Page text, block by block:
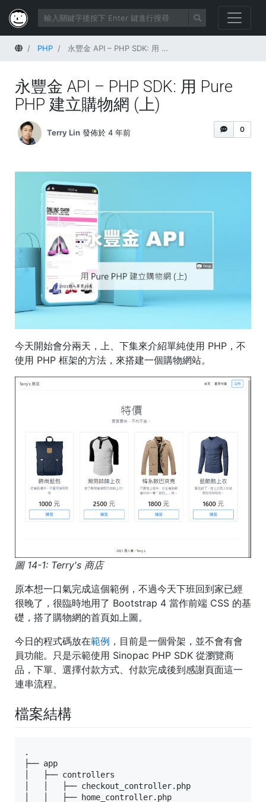
首頁 PHP 永豐金 API – PHP SDK: 用 Pure PHP 建立購物網 (上)
永豐金 API – PHP SDK: 用 Pure
PHP 建立購物網 (上)
0
Terry Lin 發佈於 4 年前
今天開始會分兩天，上、下集來介紹單純使用 PHP，不
使用 PHP 框架的方法，來搭建一個購物網站。
圖 14-1: Terry's 商店
原本想一口氣完成這個範例，不過今天下班回到家已經
很晚了，很臨時地用了 Bootstrap 4 當作前端 CSS 的基
礎，搭了購物網的首頁如上圖。
今日的程式碼放在範例 ，目前是一個骨架，並不會有會
員功能。只是示範使用 Sinopac PHP SDK 從瀏覽商
品，下單、選擇付款方式、付款完成後到感謝頁面這一
連串流程。
檔案結構
.
├── app
│   ├── controllers
│   │   ├── checkout_controller.php
│   │   ├── home_controller.php